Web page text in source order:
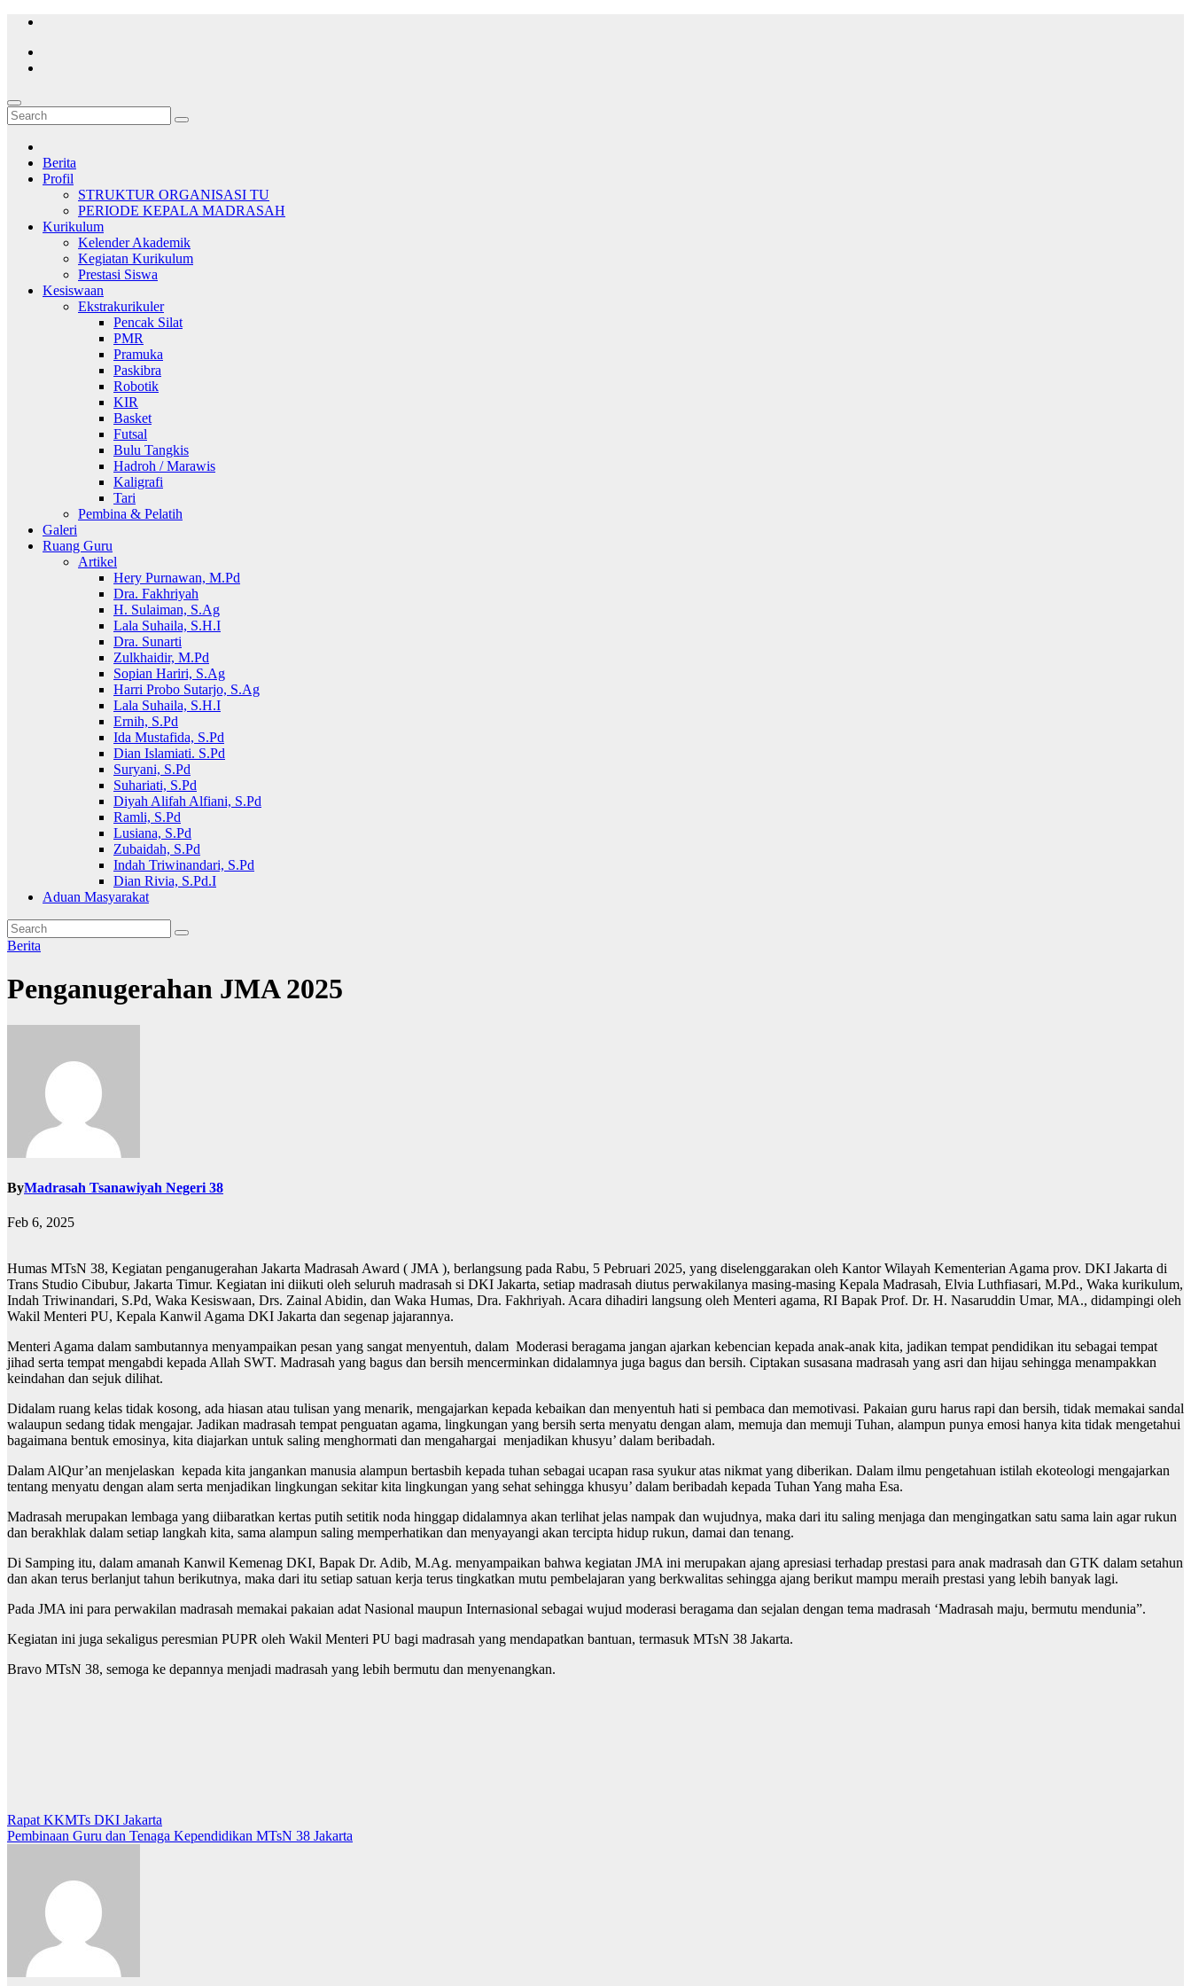
Skip
content
Berita
Profil
STRUKTUR ORGANISASI TU
PERIODE KEPALA MADRASAH
Kurikulum
Kelender Akademik
Kegiatan Kurikulum
Prestasi Siswa
Kesiswaan
Ekstrakurikuler
Pencak Silat
PMR
Pramuka
Paskibra
Robotik
KIR
Basket
Futsal
Bulu Tangkis
Hadroh / Marawis
Kaligrafi
Tari
Pembina & Pelatih
Galeri
Ruang Guru
Artikel
Hery Purnawan, M.Pd
Dra. Fakhriyah
H. Sulaiman, S.Ag
Lala Suhaila, S.H.I
Dra. Sunarti
Zulkhaidir, M.Pd
Sopian Hariri, S.Ag
Harri Probo Sutarjo, S.Ag
Lala Suhaila, S.H.I
Ernih, S.Pd
Ida Mustafida, S.Pd
Dian Islamiati. S.Pd
Suryani, S.Pd
Suhariati, S.Pd
Diyah Alifah Alfiani, S.Pd
Ramli, S.Pd
Lusiana, S.Pd
Zubaidah, S.Pd
Indah Triwinandari, S.Pd
Dian Rivia, S.Pd.I
Aduan Masyarakat
Berita
Penganugerahan JMA 2025
ByMadrasah Tsanawiyah Negeri 38
Feb 6, 2025
Humas MTsN 38, Kegiatan penganugerahan Jakarta Madrasah Award ( JMA ), berlangsung pada Rabu, 5 Pebruari 2025, yang diselenggarakan oleh Kantor Wilayah Kementerian Agama prov. DKI Jakarta di
Trans Studio Cibubur, Jakarta Timur. Kegiatan ini diikuti oleh seluruh madrasah si DKI Jakarta, setiap madrasah diutus perwakilanya masing-masing Kepala Madrasah, Elvia Luthfiasari, M.Pd., Waka kurikulum,
Indah Triwinandari, S.Pd, Waka Kesiswaan, Drs. Zainal Abidin, dan Waka Humas, Dra. Fakhriyah. Acara dihadiri langsung oleh Menteri agama, RI Bapak Prof. Dr. H. Nasaruddin Umar, MA., didampingi oleh
Wakil Menteri PU, Kepala Kanwil Agama DKI Jakarta dan segenap jajarannya.
Menteri Agama dalam sambutannya menyampaikan pesan yang sangat menyentuh, dalam Moderasi beragama jangan ajarkan kebencian kepada anak-anak kita, jadikan tempat pendidikan itu sebagai tempat
jihad serta tempat mengabdi kepada Allah SWT. Madrasah yang bagus dan bersih mencerminkan didalamnya juga bagus dan bersih. Ciptakan susasana madrasah yang asri dan hijau sehingga menampakkan
keindahan dan sejuk dilihat.
Didalam ruang kelas tidak kosong, ada hiasan atau tulisan yang menarik, mengajarkan kepada kebaikan dan menyentuh hati si pembaca dan memotivasi. Pakaian guru harus rapi dan bersih, tidak memakai sandal
walaupun sedang tidak mengajar. Jadikan madrasah tempat penguatan agama, lingkungan yang bersih serta menyatu dengan alam, memuja dan memuji Tuhan, alampun punya emosi hanya kita tidak mengetahui
bagaimana bentuk emosinya, kita diajarkan untuk saling menghormati dan mengahargai menjadikan khusyu’ dalam beribadah.
Dalam AlQur’an menjelaskan kepada kita jangankan manusia alampun bertasbih kepada tuhan sebagai ucapan rasa syukur atas nikmat yang diberikan. Dalam ilmu pengetahuan istilah ekoteologi mengajarkan
tentang menyatu dengan alam serta menjadikan lingkungan sekitar kita lingkungan yang sehat sehingga khusyu’ dalam beribadah kepada Tuhan Yang maha Esa.
Madrasah merupakan lembaga yang diibaratkan kertas putih setitik noda hinggap didalamnya akan terlihat jelas nampak dan wujudnya, maka dari itu saling menjaga dan mengingatkan satu sama lain agar rukun
dan berakhlak dalam setiap langkah kita, sama alampun saling memperhatikan dan menyayangi akan tercipta hidup rukun, damai dan tenang.
Di Samping itu, dalam amanah Kanwil Kemenag DKI, Bapak Dr. Adib, M.Ag. menyampaikan bahwa kegiatan JMA ini merupakan ajang apresiasi terhadap prestasi para anak madrasah dan GTK dalam setahun
dan akan terus berlanjut tahun berikutnya, maka dari itu setiap satuan kerja terus tingkatkan mutu pembelajaran yang berkwalitas sehingga ajang berikut mampu meraih prestasi yang lebih banyak lagi.
Pada JMA ini para perwakilan madrasah memakai pakaian adat Nasional maupun Internasional sebagai wujud moderasi beragama dan sejalan dengan tema madrasah ‘Madrasah maju, bermutu mendunia”.
Kegiatan ini juga sekaligus peresmian PUPR oleh Wakil Menteri PU bagi madrasah yang mendapatkan bantuan, termasuk MTsN 38 Jakarta.
Bravo MTsN 38, semoga ke depannya menjadi madrasah yang lebih bermutu dan menyenangkan.
Post
navigation
Rapat KKMTs DKI Jakarta
Pembinaan Guru dan Tenaga Kependidikan MTsN 38 Jakarta